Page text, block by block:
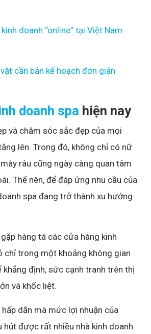
doanh “online” tại Việt Nam
cần bản kế hoạch đơn giản
doanh spa hiện nay
và chăm sóc sắc đẹp của mọi
lên. Trong đó, không chỉ có nữ
râu cũng ngày càng quan tâm
Thế nên, để đáp ứng nhu cầu của
spa đang trở thành xu hướng
hàng tá các cửa hàng kinh
chỉ trong một khoảng không gian
khẳng định, sức cạnh tranh trên thị
và khốc liệt.
dẫn mà mức lợi nhuận của
hút được rất nhiều nhà kinh doanh.